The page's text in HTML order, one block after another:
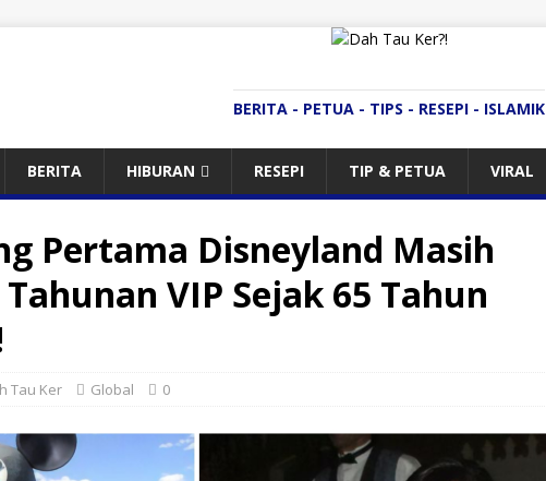
BERITA - PETUA - TIPS - RESEPI - ISLAMIK
BERITA HIBURAN RESEPI TIP & PETUA VIRAL
Pertama Disneyland Masih
VIP Sejak 65 Tahun
Tau Ker Global 0